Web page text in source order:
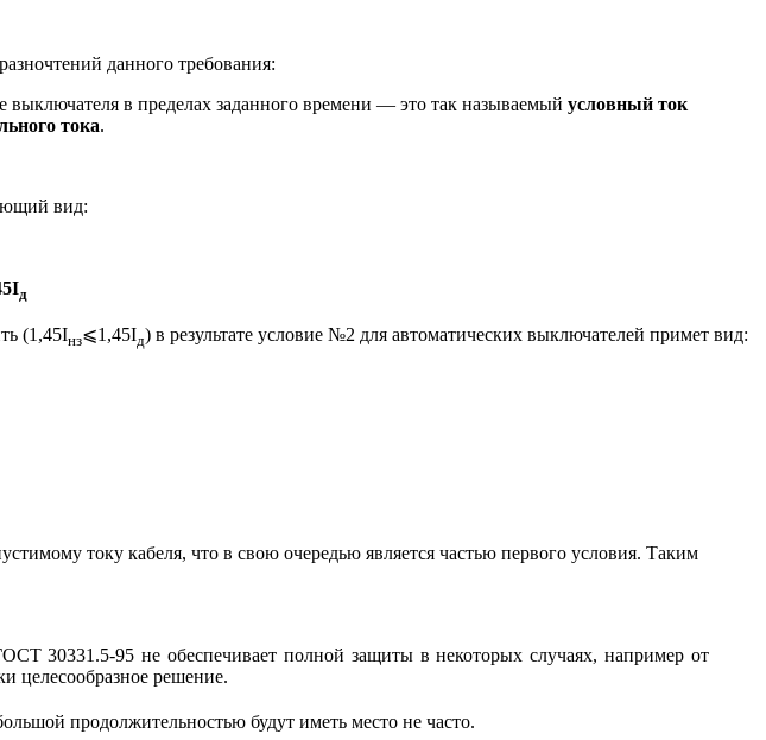
данного требования:
в пределах заданного времени — это так называемый условный ток
тока.
вид:
д
(1,45Iнз⩽1,45Iд) в результате условие №2 для автоматических выключателей примет вид:
току кабеля, что в свою очередью является частью первого условия. Таким
30331.5-95 не обеспечивает полной защиты в некоторых случаях, например от
целесообразное решение.
продолжительностью будут иметь место не часто.